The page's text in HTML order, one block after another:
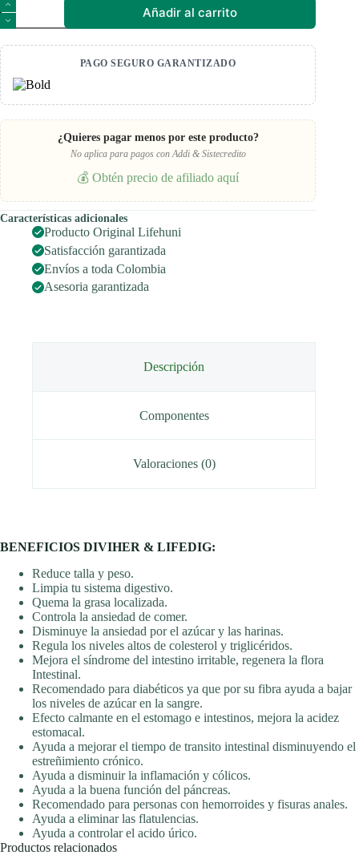
Limpieza
Digestiva
(Diviher
&
Lifedig)
cantidad
Añadir al carrito
PAGO SEGURO GARANTIZADO
¿Quieres pagar menos por este producto?
No aplica para pagos con Addi & Sistecredito
💰 Obtén precio de afiliado aquí
Características adicionales
Producto Original Lifehuni
Satisfacción garantizada
Envíos a toda Colombia
Asesoria garantizada
Descripción
Componentes
Valoraciones (0)
BENEFICIOS DIVIHER & LIFEDIG:
Reduce talla y peso.
Limpia tu sistema digestivo.
Quema la grasa localizada.
Controla la ansiedad de comer.
Disminuye la ansiedad por el azúcar y las harinas.
Regula los niveles altos de colesterol y triglicéridos.
Mejora el síndrome del intestino irritable, regenera la flora
Intestinal.
Recomendado para diabéticos ya que por su fibra ayuda a bajar
los niveles de azúcar en la sangre.
Efecto calmante en el estomago e intestinos, mejora la acidez
estomacal.
Ayuda a mejorar el tiempo de transito intestinal disminuyendo el
estreñimiento crónico.
Ayuda a disminuir la inflamación y cólicos.
Ayuda a la buena función del páncreas.
Recomendado para personas con hemorroides y fisuras anales.
Ayuda a eliminar las flatulencias.
Ayuda a controlar el acido úrico.
Productos relacionados